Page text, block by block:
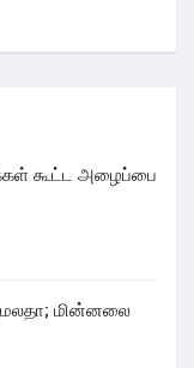
கூட்ட அழைப்பை
மின்னலை